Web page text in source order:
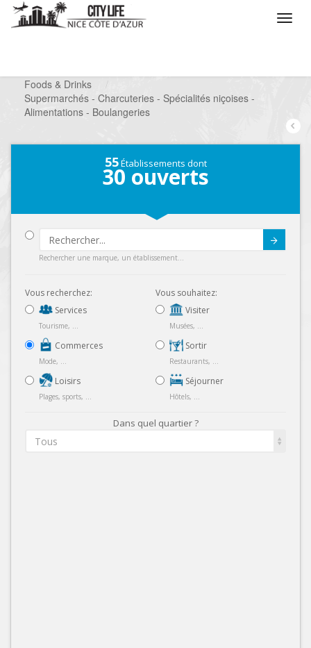
Foods & Drinks
/
Supermarchés - Charcuteries - Spécialités niçoises -
Alimentations - Boulangeries
55Établissements dont
30 ouverts
Rechercher une marque, un établissement...
Vous recherchez:
Services
Tourisme, ...
Commerces
Mode, ...
Loisirs
Plages, sports, ...
Vous souhaitez:
Visiter
Musées, ...
Sortir
Restaurants, ...
Séjourner
Hôtels, ...
Dans quel quartier ?
Tous